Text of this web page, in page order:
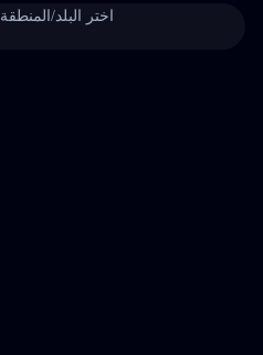
اختر البلد/المنطقة